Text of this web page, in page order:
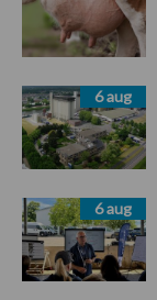
6 aug
6 aug